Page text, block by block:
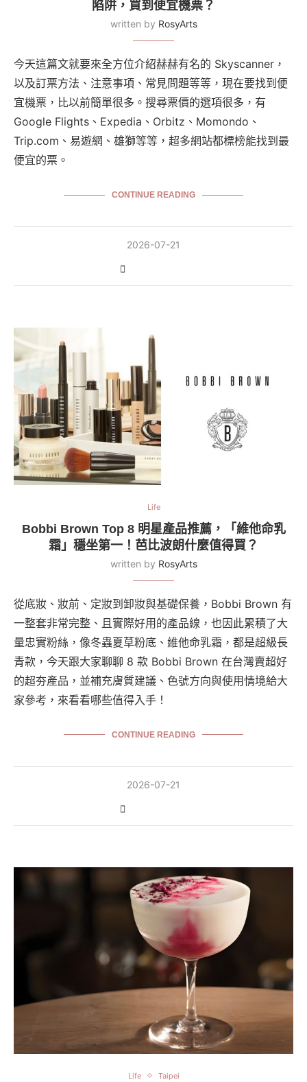
陷阱，買到便宜機票？
written by RosyArts
今天這篇文就要來全方位介紹赫赫有名的 Skyscanner，
以及訂票方法、注意事項、常見問題等等，現在要找到便
宜機票，比以前簡單很多。搜尋票價的選項很多，有
Google Flights、Expedia、Orbitz、Momondo、
Trip.com、易遊網、雄獅等等，超多網站都標榜能找到最
便宜的票。
CONTINUE READING
2026-07-21
Life
Bobbi Brown Top 8 明星產品推薦，「維他命乳
霜」穩坐第一！芭比波朗什麼值得買？
written by RosyArts
從底妝、妝前、定妝到卸妝與基礎保養，Bobbi Brown 有
一整套非常完整、且實際好用的產品線，也因此累積了大
量忠實粉絲，像冬蟲夏草粉底、維他命乳霜，都是超級長
青款，今天跟大家聊聊 8 款 Bobbi Brown 在台灣賣超好
的超夯產品，並補充膚質建議、色號方向與使用情境給大
家參考，來看看哪些值得入手！
CONTINUE READING
2026-07-21
Life Taipei